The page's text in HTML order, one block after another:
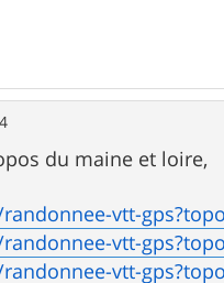
du maine et loire,
vtt-
vtt-
vtt-